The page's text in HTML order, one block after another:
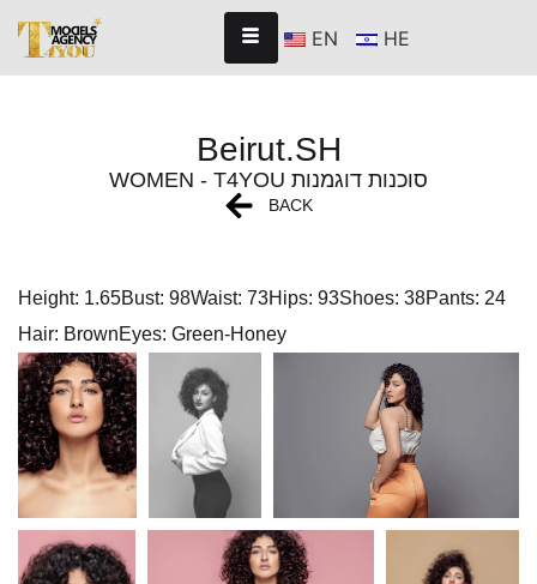
EN HE
Beirut.SH
WOMEN - T4YOU סוכנות דוגמנות
BACK
Height: 1.65Bust: 98Waist: 73Hips: 93Shoes: 38Pants: 24
Hair: BrownEyes: Green-Honey